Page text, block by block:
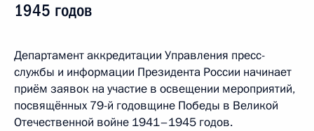
1945 годов
Департамент аккредитации Управления пресс-
службы и информации Президента России начинает
приём заявок на участие в освещении мероприятий,
посвящённых 79-й годовщине Победы в Великой
Отечественной войне 1941–1945 годов.